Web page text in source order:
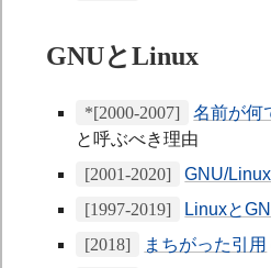
GNUとLinux
*[2000-2007] 名前が何
と呼ぶべき理由
[2001-2020]
GNU/
[1997-2019]
Linuxと
[2018]
まちがった引用